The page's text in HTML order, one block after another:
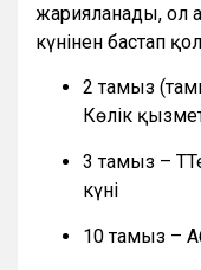
жарияланады, ол
күнінен бастап
2 тамыз
Көлік
3 тамыз –
күні
10 тамыз –